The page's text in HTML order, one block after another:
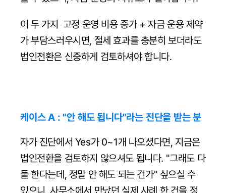
이 두 가지  고정 운영 비용 증가 + 자금 운용 제약
가 부담스러우시면, 절세 효과를 충분히 보더라도
법인전환은 신중하게 검토하셔야 합니다.
케이스 A : "안 해도 됩니다"라는 진단을 받는 분
자가 진단에서 Yes가 0~1개 나오셨다면, 지금은
법인전환을 검토하지 않으셔도 됩니다. "그래도 다
들 한다는데, 정말 안 해도 되는 건가" 싶으실 수
있으니, 사무소에서 만났던 실제 사례 한 건을 정